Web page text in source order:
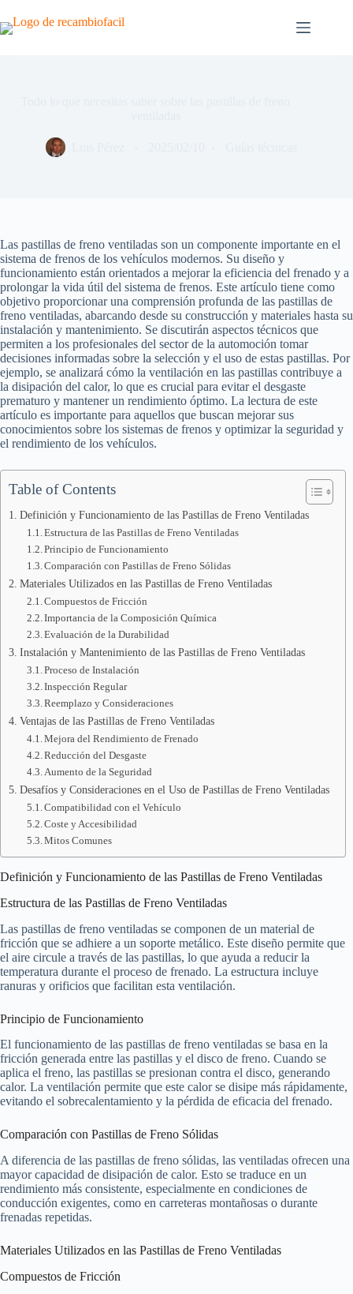
al
contenido
Las pastillas de freno ventiladas son un componente importante en el
sistema de frenos de los vehículos modernos. Su diseño y
funcionamiento están orientados a mejorar la eficiencia del frenado y a
prolongar la vida útil del sistema de frenos. Este artículo tiene como
objetivo proporcionar una comprensión profunda de las pastillas de
freno ventiladas, abarcando desde su construcción y materiales hasta su
instalación y mantenimiento. Se discutirán aspectos técnicos que
permiten a los profesionales del sector de la automoción tomar
decisiones informadas sobre la selección y el uso de estas pastillas. Por
ejemplo, se analizará cómo la ventilación en las pastillas contribuye a
la disipación del calor, lo que es crucial para evitar el desgaste
prematuro y mantener un rendimiento óptimo. La lectura de este
artículo es importante para aquellos que buscan mejorar sus
conocimientos sobre los sistemas de frenos y optimizar la seguridad y
el rendimiento de los vehículos.
Table of Contents
Definición y Funcionamiento de las Pastillas de Freno Ventiladas
Estructura de las Pastillas de Freno Ventiladas
Principio de Funcionamiento
Comparación con Pastillas de Freno Sólidas
Materiales Utilizados en las Pastillas de Freno Ventiladas
Compuestos de Fricción
Importancia de la Composición Química
Evaluación de la Durabilidad
Instalación y Mantenimiento de las Pastillas de Freno Ventiladas
Proceso de Instalación
Inspección Regular
Reemplazo y Consideraciones
Ventajas de las Pastillas de Freno Ventiladas
Mejora del Rendimiento de Frenado
Reducción del Desgaste
Aumento de la Seguridad
Desafíos y Consideraciones en el Uso de Pastillas de Freno Ventiladas
Compatibilidad con el Vehículo
Coste y Accesibilidad
Mitos Comunes
Definición y Funcionamiento de las Pastillas de Freno Ventiladas
Estructura de las Pastillas de Freno Ventiladas
Las pastillas de freno ventiladas se componen de un material de
fricción que se adhiere a un soporte metálico. Este diseño permite que
el aire circule a través de las pastillas, lo que ayuda a reducir la
temperatura durante el proceso de frenado. La estructura incluye
ranuras y orificios que facilitan esta ventilación.
Principio de Funcionamiento
El funcionamiento de las pastillas de freno ventiladas se basa en la
fricción generada entre las pastillas y el disco de freno. Cuando se
aplica el freno, las pastillas se presionan contra el disco, generando
calor. La ventilación permite que este calor se disipe más rápidamente,
evitando el sobrecalentamiento y la pérdida de eficacia del frenado.
Comparación con Pastillas de Freno Sólidas
A diferencia de las pastillas de freno sólidas, las ventiladas ofrecen una
mayor capacidad de disipación de calor. Esto se traduce en un
rendimiento más consistente, especialmente en condiciones de
conducción exigentes, como en carreteras montañosas o durante
frenadas repetidas.
Materiales Utilizados en las Pastillas de Freno Ventiladas
Compuestos de Fricción